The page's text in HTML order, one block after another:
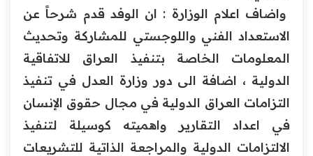
واضاف اعلام الوزارة : ان الوفد قدم شرحاً عن
الاستعداد الفني ‏واللوجستي للمشاركة وتحديث
المعلومات الخاصة بتنفيذ العراق ‏للاتفاقية
الدولية ، اضافة الى دور وزارة العدل في تنفيذ
‏التزامات العراق الدولية في مجال حقوق الإنسان
في اعداد ‏التقارير واهميته كوسيلة لتنفيذ
الالتزامات الدولية والمراجعة ‏الذاتية للتشريعات